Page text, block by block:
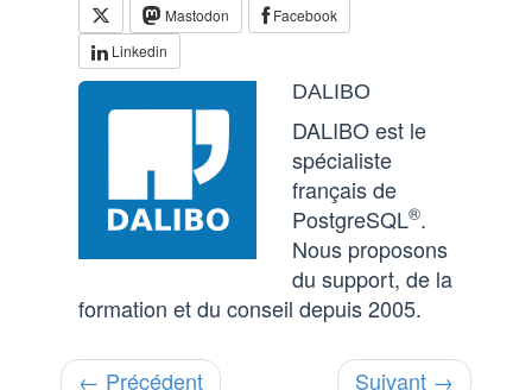
Mastodon
Facebook
Linkedin
DALIBO
DALIBO est le
spécialiste
français de
PostgreSQL®.
Nous proposons
du support, de la
formation et du conseil depuis 2005.
← Précédent Suivant →